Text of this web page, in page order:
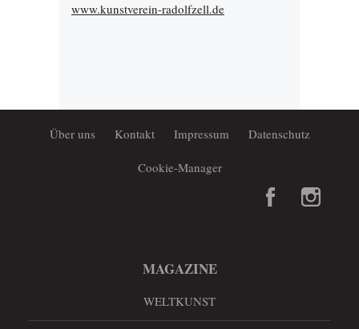
www.kunstverein-radolfzell.de
Über uns Kontakt Impressum Datenschutz
Cookie-Manager
MAGAZINE
WELTKUNST